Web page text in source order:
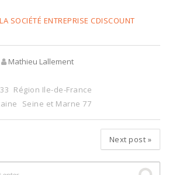
SOCIÉTÉ ENTREPRISE CDISCOUNT
Mathieu Lallement
Région Ile-de-France
Seine et Marne 77
Next post »